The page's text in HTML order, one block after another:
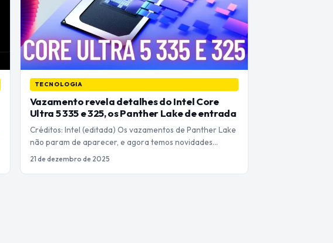
TECNOLOGIA
Vazamento revela detalhes do Intel Core
Ultra 5 335 e 325, os Panther Lake de entrada
Créditos: Intel (editada) Os vazamentos de Panther Lake
não param de aparecer, e agora temos novidades…
21 de dezembro de 2025